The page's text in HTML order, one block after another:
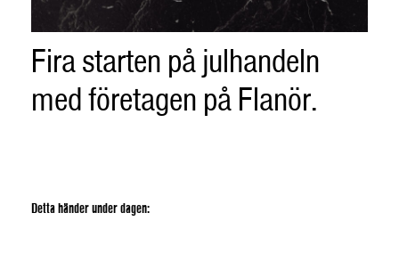
Fira starten på julhandeln
med företagen på Flanör.
Detta händer under dagen: